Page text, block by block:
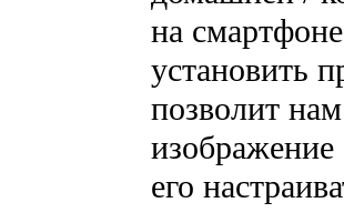
на
установить
позволит
изображение
его